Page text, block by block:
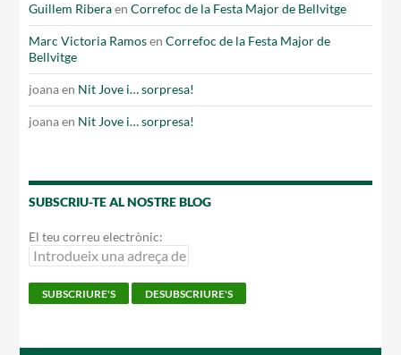
Guillem RiberaenCorrefoc de la Festa Major de Bellvitge
Marc Victoria RamosenCorrefoc de la Festa Major de
Bellvitge
joanaen Nit Jove i… sorpresa!
joanaen Nit Jove i… sorpresa!
SUBSCRIU-TE AL NOSTRE BLOG
El teu correu electrònic: